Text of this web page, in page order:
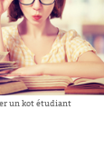
un kot étudiant